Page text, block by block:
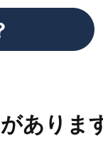
がありま